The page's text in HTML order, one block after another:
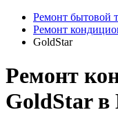
Ремонт бытовой
Ремонт
GoldStar
Ремонт
GoldStar